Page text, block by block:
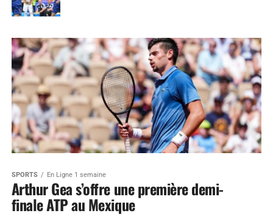
SPORTS En Ligne 1 semaine
Arthur Gea s’offre une première demi-
finale ATP au Mexique